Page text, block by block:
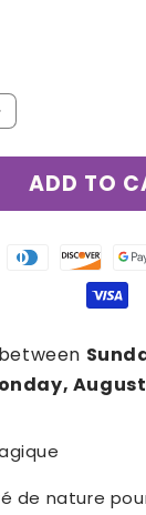
Baume
infection
respiratoire
ADD TO
de nature